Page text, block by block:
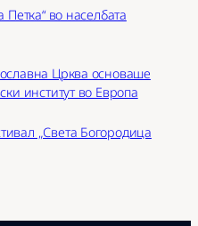
Петка“ во населбата
Црква основаше
институт во Европа
„Света Богородица